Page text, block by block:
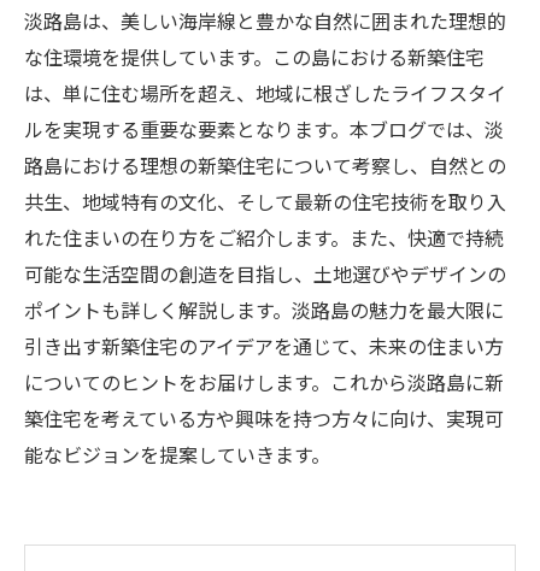
淡路島は、美しい海岸線と豊かな自然に囲まれた理想的
な住環境を提供しています。この島における新築住宅
は、単に住む場所を超え、地域に根ざしたライフスタイ
ルを実現する重要な要素となります。本ブログでは、淡
路島における理想の新築住宅について考察し、自然との
共生、地域特有の文化、そして最新の住宅技術を取り入
れた住まいの在り方をご紹介します。また、快適で持続
可能な生活空間の創造を目指し、土地選びやデザインの
ポイントも詳しく解説します。淡路島の魅力を最大限に
引き出す新築住宅のアイデアを通じて、未来の住まい方
についてのヒントをお届けします。これから淡路島に新
築住宅を考えている方や興味を持つ方々に向け、実現可
能なビジョンを提案していきます。